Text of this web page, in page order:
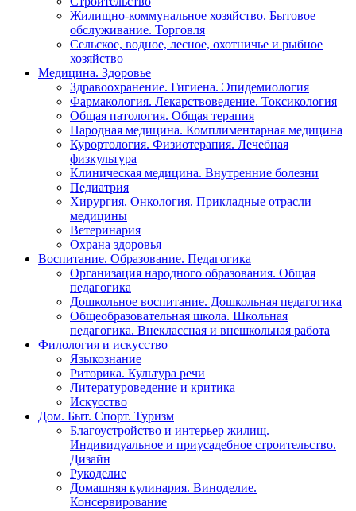
Жилищно-коммунальное хозяйство. Бытовое
обслуживание. Торговля
Сельское, водное, лесное, охотничье и рыбное
хозяйство
Медицина. Здоровье
Здравоохранение. Гигиена. Эпидемиология
Фармакология. Лекарствоведение. Токсикология
Общая патология. Общая терапия
Народная медицина. Комплиментарная медицина
Курортология. Физиотерапия. Лечебная
физкультура
Клиническая медицина. Внутренние болезни
Педиатрия
Хирургия. Онкология. Прикладные отрасли
медицины
Ветеринария
Охрана здоровья
Воспитание. Образование. Педагогика
Организация народного образования. Общая
педагогика
Дошкольное воспитание. Дошкольная педагогика
Общеобразовательная школа. Школьная
педагогика. Внеклассная и внешкольная работа
Филология и искусство
Языкознание
Риторика. Культура речи
Литературоведение и критика
Искусство
Дом. Быт. Спорт. Туризм
Благоустройство и интерьер жилищ.
Индивидуальное и приусадебное строительство.
Дизайн
Рукоделие
Домашняя кулинария. Виноделие.
Консервирование